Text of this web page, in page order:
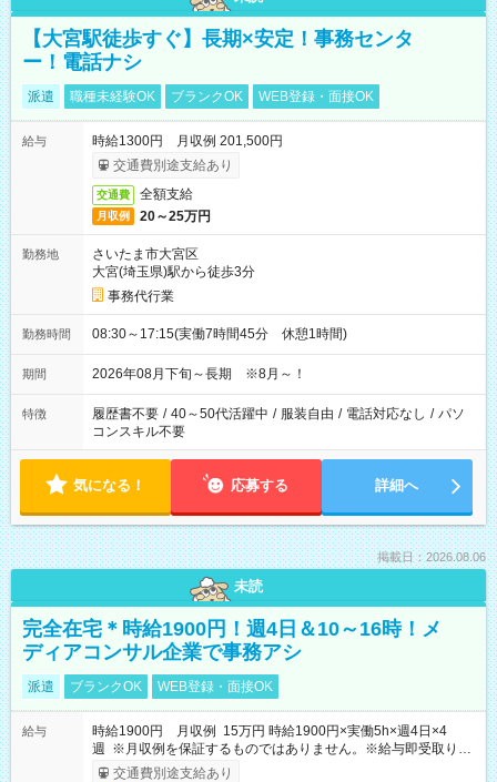
【大宮駅徒歩すぐ】長期×安定！事務センタ
ー！電話ナシ
派遣 職種未経験OK ブランクOK WEB登録・面接OK
給与
時給1300円 月収例 201,500円
交通費別途支給あり
交通費 全額支給
月収例 20～25万円
勤務地
さいたま市大宮区
大宮(埼玉県)駅から徒歩3分
事務代行業
勤務時間 08:30～17:15(実働7時間45分 休憩1時間)
期間 2026年08月下旬～長期 ※8月～！
特徴 履歴書不要 / 40～50代活躍中 / 服装自由 / 電話対応なし / パソ
コンスキル不要
気になる！ 応募する 詳細へ
掲載日：2026.08.06
未読
完全在宅＊時給1900円！週4日＆10～16時！メ
ディアコンサル企業で事務アシ
派遣 ブランクOK WEB登録・面接OK
給与
時給1900円 月収例 15万円 時給1900円×実働5h×週4日×4
週 ※月収例を保証するものではありません。※給与即受取りサ
ービス利用可（利用条件有）
交通費別途支給あり